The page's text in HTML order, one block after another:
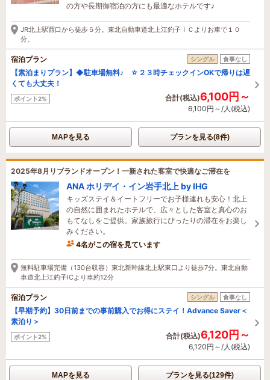
の方や長期御宿泊の方にも最適なホテルです♪
JR北上駅西口から徒歩５分。東北自動車道北上江釣子ＩＣよりお車で１０
分。
宿泊プラン シングル 食事なし
【素泊まりプラン】◆駐車場無料♪ ☆２３時チェックインOKで帰りは遅
くても大丈夫！
ポイント2% 合計(税込)6,100円～
6,100円～/人(税込)
MAPを見る プランを見る(8件)
2025年8月リブランドオープン！一新された客室で快適なご滞在を
ANA ホリデイ・イン岩手北上 by IHG
キッズステイ＆イートフリーでお子様連れも安心！北上
の自然に囲まれたホテルで、広々とした客室と真心のお
もてなしをご提供。家族旅行にぴったりの滞在をお楽し
みください。
4名がこの宿を見ています
19時間前に予約されました
無料駐車場完備（130台収容）東北新幹線北上駅東口より徒歩7分。東北自動
車道北上江釣子ICより車約12分
宿泊プラン シングル 食事なし
【早期予約】30日前までの事前購入でお得にステイ！Advance Saver＜
素泊り＞
ポイント2% 合計(税込)6,120円～
6,120円～/人(税込)
MAPを見る プランを見る(129件)